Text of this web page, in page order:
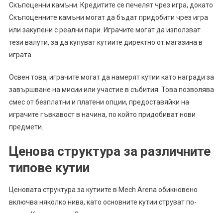
Скъпоценни камъни. Кредитите се печелят чрез игра, докато
Скъпоценните камъни могат да бъдат придобити чрез игра
или закупени с реални пари. Играчите могат да използват
тези валути, за да купуват кутиите директно от магазина в
играта.
Освен това, играчите могат да намерят кутии като награди за
завършване на мисии или участие в събития. Това позволява
смес от безплатни и платени опции, предоставяйки на
играчите гъвкавост в начина, по който придобиват нови
предмети.
Ценова структура за различните
типове кутии
Ценовата структура за кутиите в Mech Arena обикновено
включва няколко нива, като основните кутии струват по-